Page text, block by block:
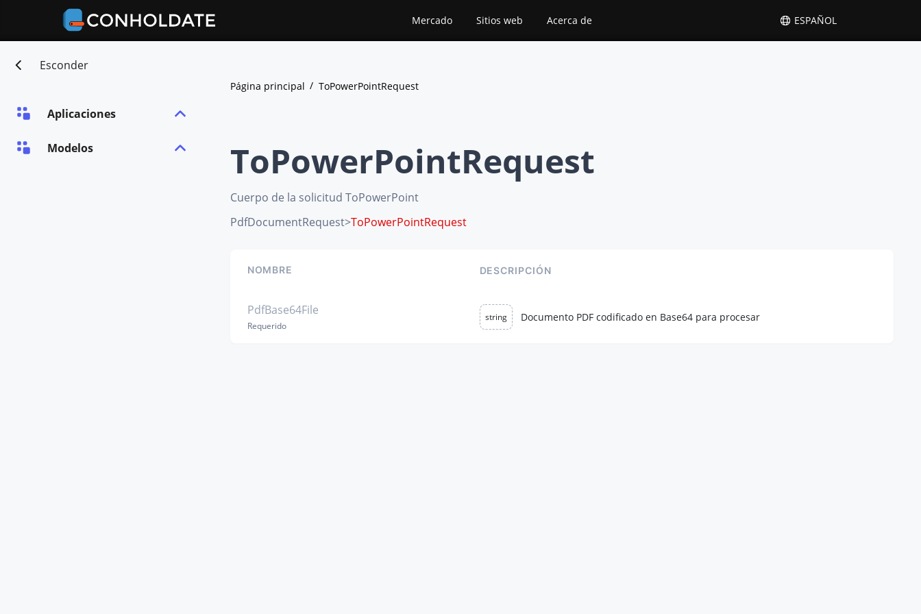
ESPAÑOL
Mercado Sitios web Acerca de
Esconder
Aplicaciones
Modelos
Página principal ToPowerPointRequest
ToPowerPointRequest
Cuerpo de la solicitud ToPowerPoint
PdfDocumentRequest>ToPowerPointRequest
NOMBRE DESCRIPCIÓN
PdfBase64File
Requerido
string Documento PDF codificado en Base64 para procesar